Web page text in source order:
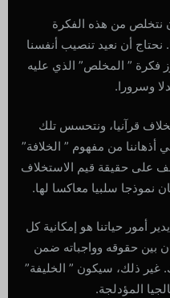
نتخلص من هذه الفكرة
نحتاج أن نعيد تنصيب أنفسنا
فكرة ” المخلص” الذي عليه
وسرورا.
قرآنيا، ونتحسس تلك
أذهاننا من مفهوم ” الخلافة”
على حقيقة قيم الاستخلاف
نموذجا سلبيا معاكسا لها.
أمور حياتنا هو إمكانية كل
بين حقوقه وواجباته ضمن
ذلك، سيكون ” الخليفة”
المؤدلجة.